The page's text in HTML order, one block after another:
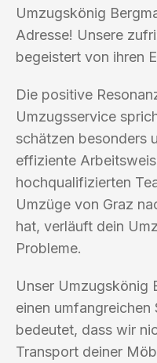
Umzugskönig
Adresse! Unsere
begeistert von ihren
Die positive
Umzugsservice
schätzen besonders
effiziente
hochqualifizierten
Umzüge von Graz
hat, verläuft dein
Probleme.
Unser Umzugskönig
einen
bedeutet, dass wir
Transport deiner